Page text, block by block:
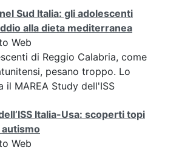
Sud Italia: gli adolescenti
alla dieta mediterranea
Web
di Reggio Calabria, come
pesano troppo. Lo
il MAREA Study dell'ISS
Italia-Usa: scoperti topi
autismo
Web